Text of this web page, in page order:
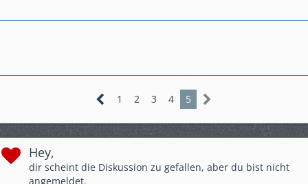
1 2 3 4 5
Hey,
dir scheint die Diskussion zu gefallen, aber du bist nicht
angemeldet.